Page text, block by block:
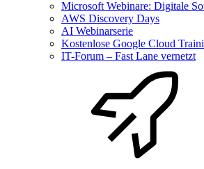
Microsoft Webinare: Digitale
AWS Discovery Days
AI Webinarserie
Kostenlose Google Cloud
IT-Forum – Fast Lane vernetzt